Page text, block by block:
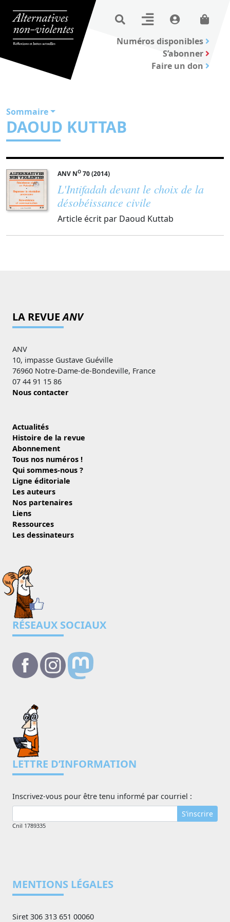
Numéros disponibles
S’abonner
Faire un don
Sommaire
DAOUD KUTTAB
ANV NO 70 (2014)
L'Intifadah devant le choix de la
désobéissance civile
Article écrit par Daoud Kuttab
LA REVUEANV
ANV
10, impasse Gustave Guéville
76960 Notre-Dame-de-Bondeville, France
07 44 91 15 86
Nous contacter
Actualités
Histoire de la revue
Abonnement
Tous nos numéros !
Qui sommes-nous ?
Ligne éditoriale
Les auteurs
Nos partenaires
Liens
Ressources
Les dessinateurs
RÉSEAUX SOCIAUX
LETTRE D’INFORMATION
Inscrivez-vous pour être tenu informé par courriel :
S’inscrire
Cnil 1789335
MENTIONS LÉGALES
Siret 306 313 651 00060